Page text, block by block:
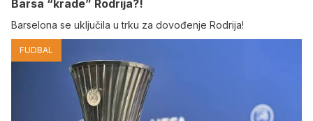
Barsa “krade” Rodrija?!
Barselona se uključila u trku za dovođenje Rodrija!
FUDBAL